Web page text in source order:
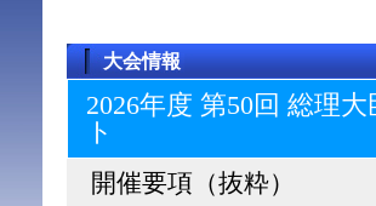
大会情報
2026年度 第50回 総理
ト
開催要項（抜粋）